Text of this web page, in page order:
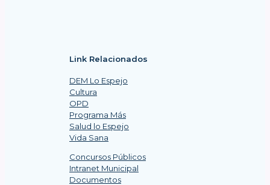
Link Relacionados
DEM Lo Espejo
Cultura
OPD
Programa Más
Salud lo Espejo
Vida Sana
Concursos Públicos
Intranet Municipal
Documentos